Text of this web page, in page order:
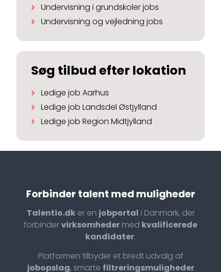
Undervisning i grundskoler jobs
Undervisning og vejledning jobs
Søg tilbud efter lokation
Ledige job Aarhus
Ledige job Landsdel Østjylland
Ledige job Region Midtjylland
Forbinder talent med muligheder
Talentio.dker en jobportal i Danmark, der
forbindervirksomheder med kvalificerede
kandidater.
Platformen tilbyder et bredt udvalg af
jobopslag, smarte filtreringsmuligheder